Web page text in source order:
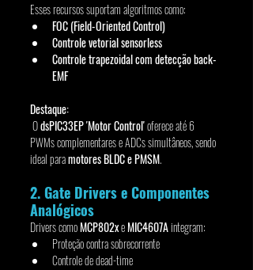
Esses recursos suportam algoritmos como:
FOC (Field-Oriented Control)
Controle vetorial sensorless
Controle trapezoidal com detecção back-
EMF
Destaque:
O dsPIC33EP 'Motor Control' oferece até 6
PWMs complementares e ADCs simultâneos, sendo
ideal para motores BLDC e PMSM.
2. Gate Drivers e Componentes
Analógicos
Drivers como MCP802x e MIC4607A integram:
Proteção contra sobrecorrente
Controle de dead-time